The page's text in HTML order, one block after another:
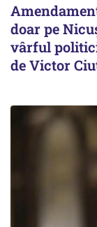
doar pe
vârful
de Victor